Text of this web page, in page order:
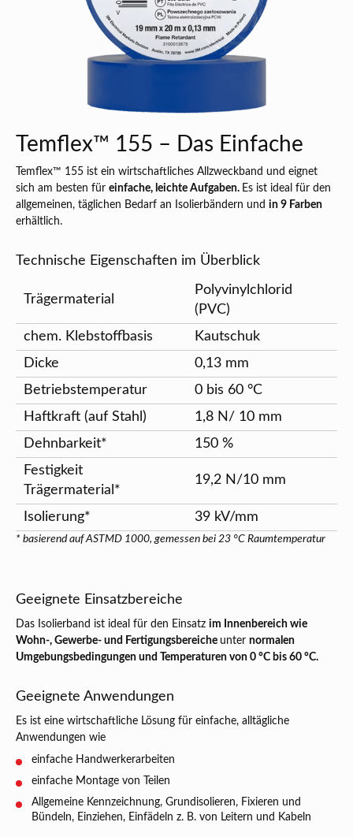
Temflex™ 155 – Das Einfache
Temflex™ 155 ist ein wirtschaftliches Allzweckband und eignet
sich am besten für einfache, leichte Aufgaben. Es ist ideal für den
allgemeinen, täglichen Bedarf an Isolierbändern und in 9 Farben
erhältlich.
Technische Eigenschaften im Überblick
Trägermaterial
Polyvinylchlorid
(PVC)
chem. Klebstoffbasis
Kautschuk
Dicke
0,13 mm
Betriebstemperatur
0 bis 60 °C
Haftkraft (auf Stahl)
1,8 N/ 10 mm
Dehnbarkeit*
150 %
Festigkeit
Trägermaterial*
19,2 N/10 mm
Isolierung* 39 kV/mm
* basierend auf ASTMD 1000, gemessen bei 23 °C Raumtemperatur
Geeignete Einsatzbereiche
Das Isolierband ist ideal für den Einsatz im Innenbereich wie
Wohn-, Gewerbe- und Fertigungsbereiche unter normalen
Umgebungsbedingungen und Temperaturen von 0 °C bis 60 °C.
Geeignete Anwendungen
Es ist eine wirtschaftliche Lösung für einfache, alltägliche
Anwendungen wie
einfache Handwerkerarbeiten
einfache Montage von Teilen
Allgemeine Kennzeichnung, Grundisolieren, Fixieren und
Bündeln, Einziehen, Einfädeln z. B. von Leitern und Kabeln